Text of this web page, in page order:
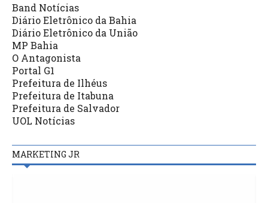
Band Notícias
Diário Eletrônico da Bahia
Diário Eletrônico da União
MP Bahia
O Antagonista
Portal G1
Prefeitura de Ilhéus
Prefeitura de Itabuna
Prefeitura de Salvador
UOL Notícias
MARKETING JR